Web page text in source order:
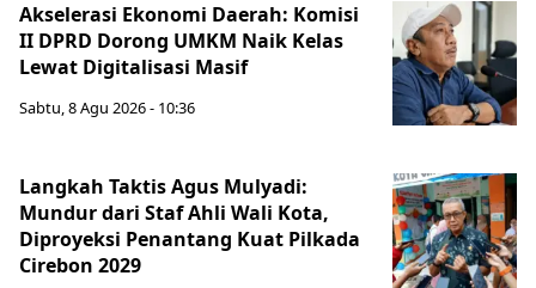
Akselerasi Ekonomi Daerah: Komisi
II DPRD Dorong UMKM Naik Kelas
Lewat Digitalisasi Masif
Sabtu, 8 Agu 2026 - 10:36
Langkah Taktis Agus Mulyadi:
Mundur dari Staf Ahli Wali Kota,
Diproyeksi Penantang Kuat Pilkada
Cirebon 2029